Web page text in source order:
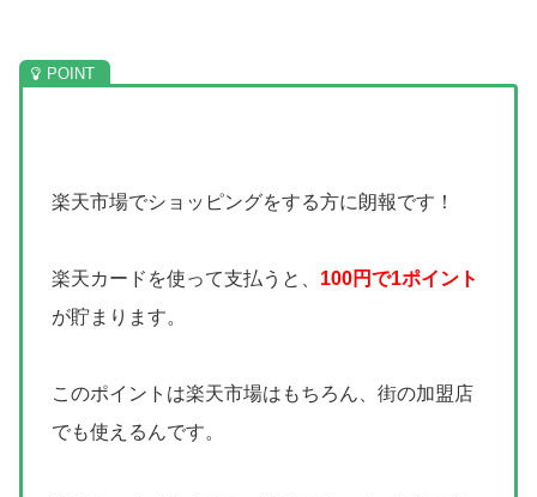
楽天市場でショッピングをする方に朗報です！
楽天カードを使って支払うと、 100円で1ポイント
が貯まります。
このポイントは楽天市場はもちろん、街の加盟店
でも使えるんです。